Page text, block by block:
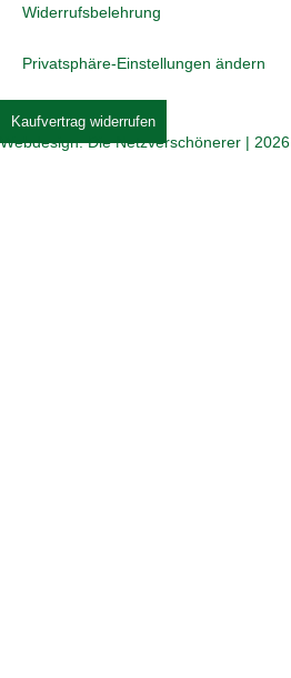
Widerrufsbelehrung
Privatsphäre-Einstellungen ändern
Kaufvertrag widerrufen
Webdesign: Die Netzverschönerer | 2026